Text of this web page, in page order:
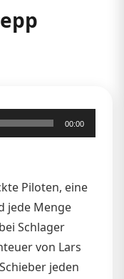
00:00
Piloten, eine
jede Menge
Schlager
von Lars
jeden